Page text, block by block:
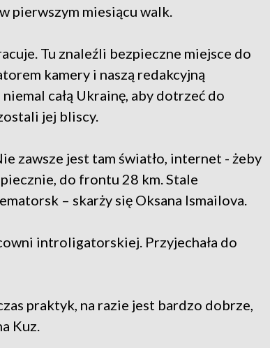
pierwszym miesiącu walk.
Tu znaleźli bezpieczne miejsce do
kamery i naszą redakcyjną
całą Ukrainę, aby dotrzeć do
jej bliscy.
zawsze jest tam światło, internet - żeby
do frontu 28 km. Stale
– skarży się Oksana Ismailova.
introligatorskiej. Przyjechała do
praktyk, na razie jest bardzo dobrze,
Kuz.